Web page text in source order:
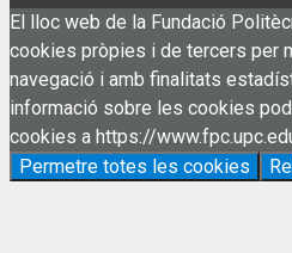
El lloc web de la Fundació
cookies pròpies i de tercers per
navegació i amb finalitats
informació sobre les cookies
cookies a https://
Permetre totes les cookies